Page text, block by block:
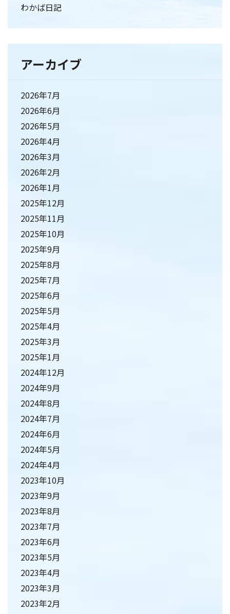
わかば日記
アーカイブ
2026年7月
2026年6月
2026年5月
2026年4月
2026年3月
2026年2月
2026年1月
2025年12月
2025年11月
2025年10月
2025年9月
2025年8月
2025年7月
2025年6月
2025年5月
2025年4月
2025年3月
2025年1月
2024年12月
2024年9月
2024年8月
2024年7月
2024年6月
2024年5月
2024年4月
2023年10月
2023年9月
2023年8月
2023年7月
2023年6月
2023年5月
2023年4月
2023年3月
2023年2月